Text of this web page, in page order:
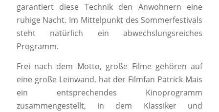
garantiert diese Technik den Anwohnern eine
ruhige Nacht. Im Mittelpunkt des Sommerfestivals
steht natürlich ein abwechslungsreiches
Programm.
Frei nach dem Motto, große Filme gehören auf
eine große Leinwand, hat der Filmfan Patrick Mais
ein entsprechendes Kinoprogramm
zusammengestellt, in dem Klassiker und